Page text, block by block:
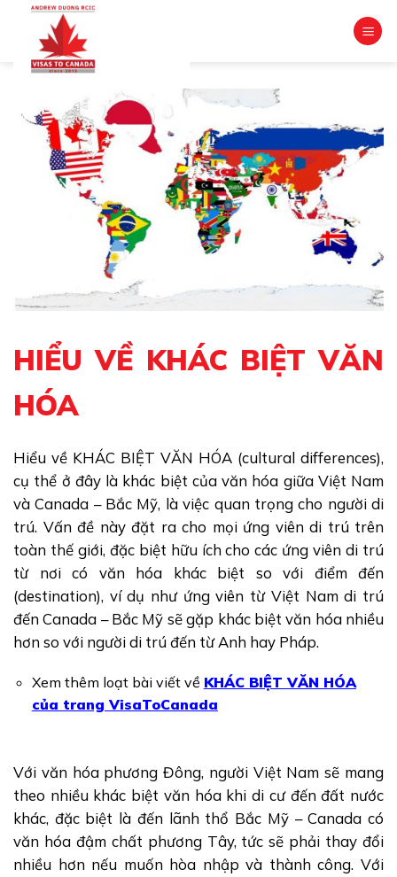
content
HIỂU VỀ KHÁC BIỆT VĂN
HÓA
Hiểu về KHÁC BIỆT VĂN HÓA (cultural differences),
cụ thể ở đây là khác biệt của văn hóa giữa Việt Nam
và Canada – Bắc Mỹ, là việc quan trọng cho người di
trú. Vấn đề này đặt ra cho mọi ứng viên di trú trên
toàn thế giới, đặc biệt hữu ích cho các ứng viên di trú
từ nơi có văn hóa khác biệt so với điểm đến
(destination), ví dụ như ứng viên từ Việt Nam di trú
đến Canada – Bắc Mỹ sẽ gặp khác biệt văn hóa nhiều
hơn so với người di trú đến từ Anh hay Pháp.
Xem thêm loạt bài viết về KHÁC BIỆT VĂN HÓA
của trang VisaToCanada
Với văn hóa phương Đông, người Việt Nam sẽ mang
theo nhiều khác biệt văn hóa khi di cư đến đất nước
khác, đặc biệt là đến lãnh thổ Bắc Mỹ – Canada có
văn hóa đậm chất phương Tây, tức sẽ phải thay đổi
nhiều hơn nếu muốn hòa nhập và thành công. Với